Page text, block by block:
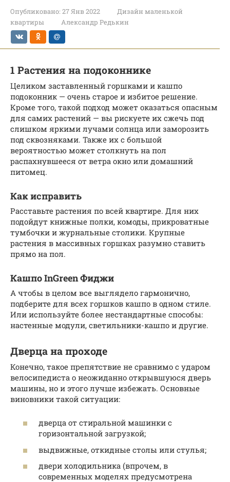
Опубликовано: 27 Янв 2022
Дизайн маленькой
квартиры
Александр Редькин
1 Растения на подоконнике
Целиком заставленный горшками и кашпо
подоконник — очень старое и избитое решение.
Кроме того, такой подход может оказаться опасным
для самих растений — вы рискуете их сжечь под
слишком яркими лучами солнца или заморозить
под сквозняками. Также их с большой
вероятностью может столкнуть на пол
распахнувшееся от ветра окно или домашний
питомец.
Как исправить
Расставьте растения по всей квартире. Для них
подойдут книжные полки, комоды, прикроватные
тумбочки и журнальные столики. Крупные
растения в массивных горшках разумно ставить
прямо на пол.
Кашпо InGreen Фиджи
А чтобы в целом все выглядело гармонично,
подберите для всех горшков кашпо в одном стиле.
Или используйте более нестандартные способы:
настенные модули, светильники-кашпо и другие.
Дверца на проходе
Конечно, такое препятствие не сравнимо с ударом
велосипедиста о неожиданно открывшуюся дверь
машины, но и этого лучше избежать. Основные
виновники такой ситуации:
дверца от стиральной машинки с
горизонтальной загрузкой;
выдвижные, откидные столы или стулья;
двери холодильника (впрочем, в
современных моделях предусмотрена